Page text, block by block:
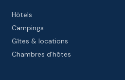
Hôtels
Campings
Gîtes & locations
Chambres d'hôtes